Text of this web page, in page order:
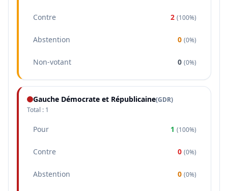
Contre 2 (100%)
Abstention 0 (0%)
Non-votant 0 (0%)
Gauche Démocrate et Républicaine(GDR)
Total : 1
Pour 1 (100%)
Contre 0 (0%)
Abstention 0 (0%)